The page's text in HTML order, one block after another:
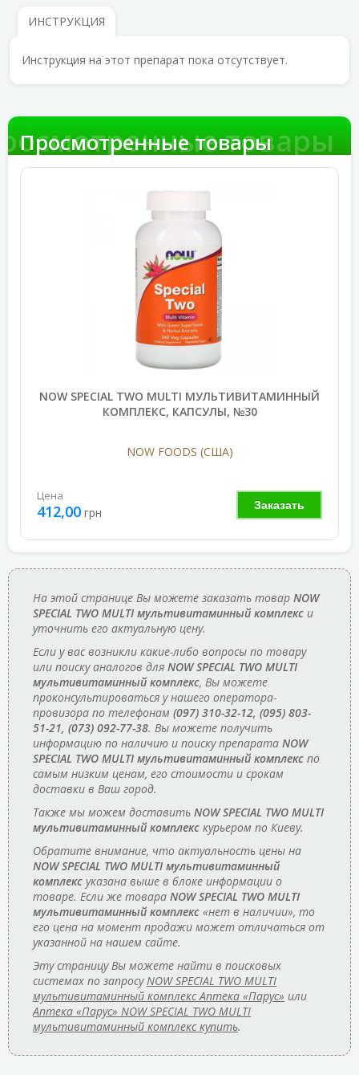
ИНСТРУКЦИЯ
Инструкция на этот препарат пока отсутствует.
товары
Просмотренные товары
NOW SPECIAL TWO MULTI МУЛЬТИВИТАМИННЫЙ
КОМПЛЕКС, КАПСУЛЫ, №30
NOW FOODS (США)
Заказать
Цена
412,00 грн
На этой странице Вы можете заказать товар NOW
SPECIAL TWO MULTI мультивитаминный комплекс и
уточнить его актуальную цену.
Если у вас возникли какие-либо вопросы по товару
или поиску аналогов для NOW SPECIAL TWO MULTI
мультивитаминный комплекс, Вы можете
проконсультироваться у нашего оператора-
провизора по телефонам (097) 310-32-12, (095) 803-
51-21, (073) 092-77-38. Вы можете получить
информацию по наличию и поиску препарата NOW
SPECIAL TWO MULTI мультивитаминный комплекс по
самым низким ценам, его стоимости и срокам
доставки в Ваш город.
Также мы можем доставить NOW SPECIAL TWO MULTI
мультивитаминный комплекс курьером по Киеву.
Обратите внимание, что актуальность цены на
NOW SPECIAL TWO MULTI мультивитаминный
комплекс указана выше в блоке информации о
товаре. Если же товара NOW SPECIAL TWO MULTI
мультивитаминный комплекс «нет в наличии», то
его цена на момент продажи может отличаться от
указанной на нашем сайте.
Эту страницу Вы можете найти в поисковых
системах по запросуNOW SPECIAL TWO MULTI
мультивитаминный комплекс Аптека «Парус» или
Аптека «Парус» NOW SPECIAL TWO MULTI
мультивитаминный комплекс купить.